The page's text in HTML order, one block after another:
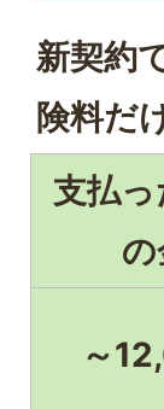
新契約
険料だ
支払
～